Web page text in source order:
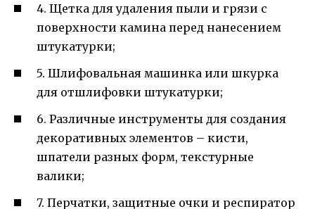
4. Щетка для удаления пыли и грязи с
поверхности камина перед нанесением
штукатурки;
5. Шлифовальная машинка или шкурка
для отшлифовки штукатурки;
6. Различные инструменты для создания
декоративных элементов – кисти,
шпатели разных форм, текстурные
валики;
7. Перчатки, защитные очки и респиратор